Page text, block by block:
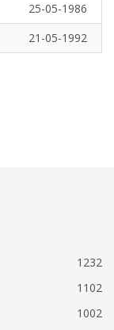
25-05-1986
21-05-1992
1232
1102
1002